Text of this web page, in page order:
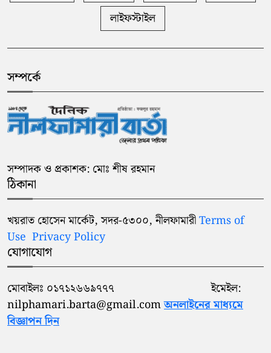
লাইফস্টাইল
সম্পর্কে
সম্পাদক ও প্রকাশক: মোঃ শীষ রহমান
ঠিকানা
খয়রাত হোসেন মার্কেট, সদর-৫৩০০, নীলফামারীTerms of
Use Privacy Policy
যোগাযোগ
মোবাইলঃ ০১৭১২৬৬৯৭৭৭ ইমেইল:
nilphamari.barta@gmail.comঅনলাইনের মাধ্যমে
বিজ্ঞাপন দিন